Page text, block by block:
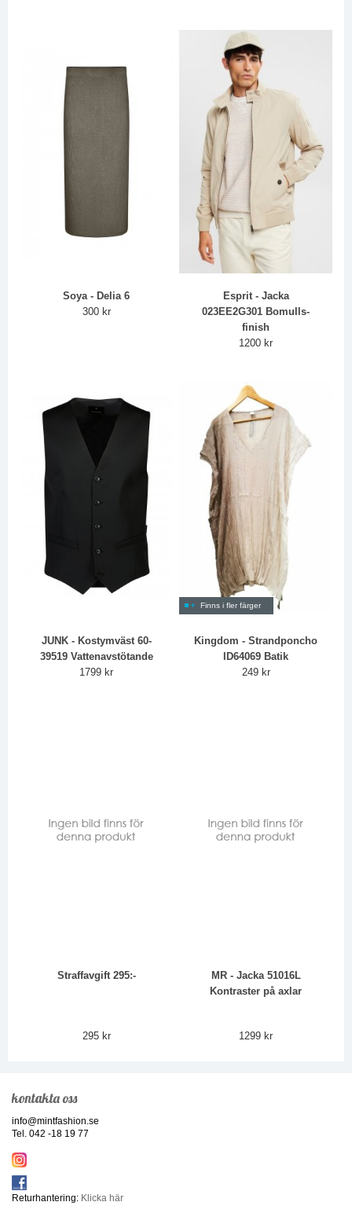
Soya - Delia 6
300 kr
Esprit - Jacka
023EE2G301 Bomulls-
finish
1200 kr
JUNK - Kostymväst 60-
39519 Vattenavstötande
1799 kr
Finns i fler färger
Kingdom - Strandponcho
ID64069 Batik
249 kr
Straffavgift 295:-
295 kr
MR - Jacka 51016L
Kontraster på axlar
1299 kr
kontakta oss
info@mintfashion.se
Tel. 042 -18 19 77
Returhantering: Klicka här